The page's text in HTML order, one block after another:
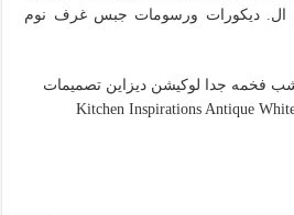
2018 الومي ال. ديكورات ورسومات جبس غرف نوم